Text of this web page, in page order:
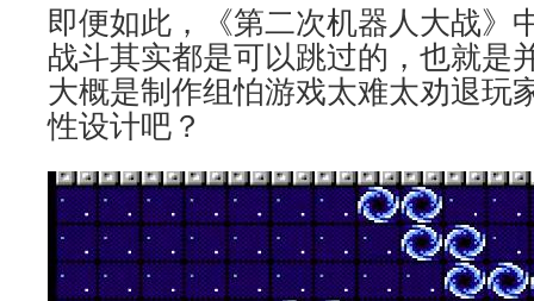
即便如此，《第二次机器人大战》
战斗其实都是可以跳过的，也就是
大概是制作组怕游戏太难太劝退玩
性设计吧？